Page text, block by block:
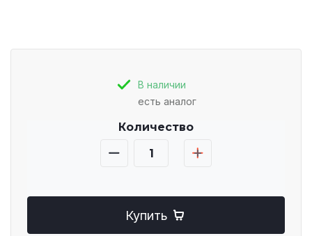
В наличии
есть аналог
Количество
Купить